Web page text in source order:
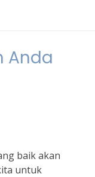
Anda
baik akan
untuk